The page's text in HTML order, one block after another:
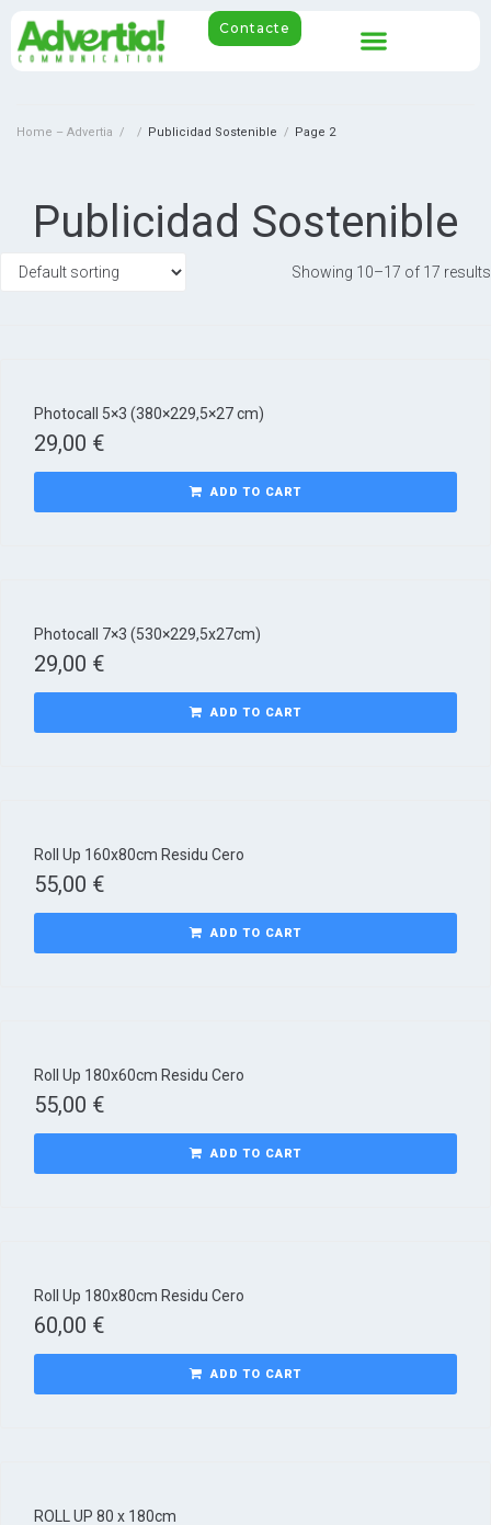
Contacte
Home – Advertia / / Publicidad Sostenible / Page 2
Publicidad Sostenible
Showing 10–17 of 17 results
Photocall 5×3 (380×229,5×27 cm)
29,00 €
ADD TO CART
Photocall 7×3 (530×229,5x27cm)
29,00 €
ADD TO CART
Roll Up 160x80cm Residu Cero
55,00 €
ADD TO CART
Roll Up 180x60cm Residu Cero
55,00 €
ADD TO CART
Roll Up 180x80cm Residu Cero
60,00 €
ADD TO CART
ROLL UP​ 80 x 180cm